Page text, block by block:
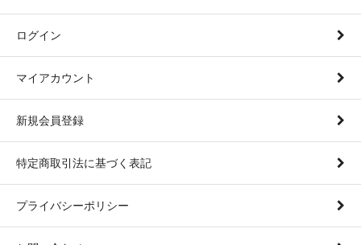
ログイン
マイアカウント
新規会員登録
特定商取引法に基づく表記
プライバシーポリシー